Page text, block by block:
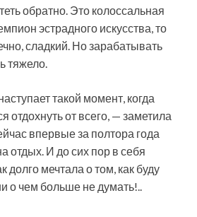
обратно. Это колоссальная
эстрадного искусства, то
сладкий. Но зарабатывать
тяжело.
такой момент, когда
отдохнуть от всего, — заметила
впервые за полтора года
отдых. И до сих пор в себя
долго мечтала о том, как буду
о чем больше не думать!..